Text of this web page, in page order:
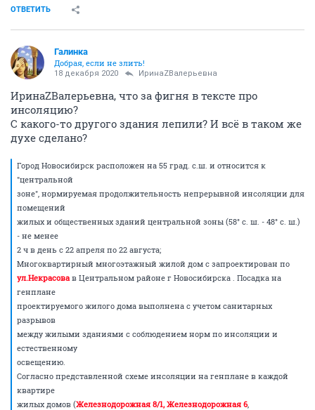
ОТВЕТИТЬ
Галинка
Добрая, если не злить!
18 декабря 2020 ИринаZВалерьевна
ИринаZВалерьевна, что за фигня в тексте про
инсоляцию?
С какого-то другого здания лепили? И всё в таком же
духе сделано?
Город Новосибирск расположен на 55 град. с.ш. и относится к
"центральной
зоне", нормируемая продолжительность непрерывной инсоляции для
помещений
жилых и общественных зданий центральной зоны (58° с. ш. - 48° с. ш.)
- не менее
2 ч в день с 22 апреля по 22 августа;
Многоквартирный многоэтажный жилой дом с запроектирован по
ул.Некрасова в Центральном районе г Новосибирска . Посадка на
генплане
проектируемого жилого дома выполнена с учетом санитарных
разрывов
между жилыми зданиями с соблюдением норм по инсоляции и
естественному
освещению.
Согласно представленной схеме инсоляции на генплане в каждой
квартире
жилых домов (Железнодорожная 8/1, Железнодорожная 6,